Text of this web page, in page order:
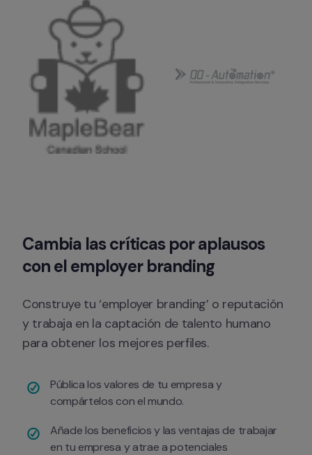
Cambia las críticas por aplausos
con el employer branding
Construye tu ‘employer branding’ o reputación
y trabaja en la captación de talento humano
para obtener los mejores perfiles.
Pública los valores de tu empresa y
compártelos con el mundo.
Añade los beneficios y las ventajas de trabajar
en tu empresa y atrae a potenciales